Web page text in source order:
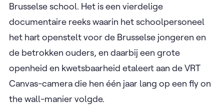
Brusselse school. Het is een vierdelige
documentaire reeks waarin het schoolpersoneel
het hart openstelt voor de Brusselse jongeren en
de betrokken ouders, en daarbij een grote
openheid en kwetsbaarheid etaleert aan de VRT
Canvas-camera die hen één jaar lang op een fly on
the wall-manier volgde.